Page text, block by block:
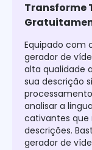
Transforme
Equipado com
gerador de
alta qualidade
sua descrição
analisar a
cativantes que
descrições.
gerador de